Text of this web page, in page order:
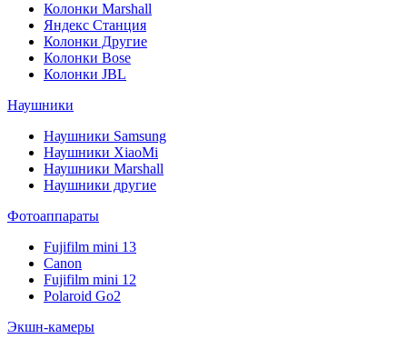
Колонки Marshall
Яндекс Станция
Колонки Другие
Колонки Bose
Колонки JBL
Наушники
Наушники Samsung
Наушники XiaoMi
Наушники Marshall
Наушники другие
Фотоаппараты
Fujifilm mini 13
Canon
Fujifilm mini 12
Polaroid Go2
Экшн-камеры